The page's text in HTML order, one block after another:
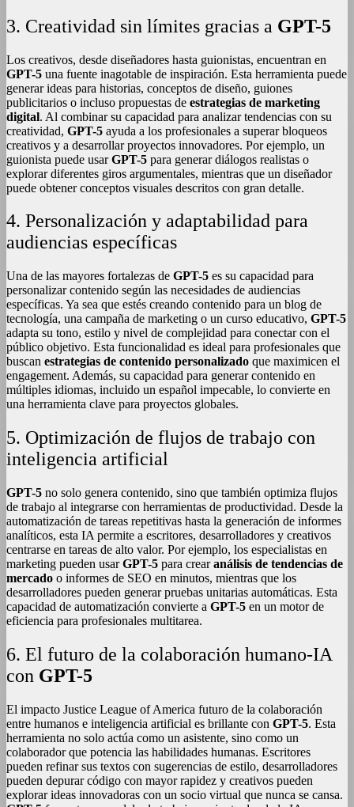
3. Creatividad sin límites gracias a GPT-5
Los creativos, desde diseñadores hasta guionistas, encuentran en
GPT-5 una fuente inagotable de inspiración. Esta herramienta puede
generar ideas para historias, conceptos de diseño, guiones
publicitarios o incluso propuestas de estrategias de marketing
digital. Al combinar su capacidad para analizar tendencias con su
creatividad, GPT-5 ayuda a los profesionales a superar bloqueos
creativos y a desarrollar proyectos innovadores. Por ejemplo, un
guionista puede usarGPT-5 para generar diálogos realistas o
explorar diferentes giros argumentales, mientras que un diseñador
puede obtener conceptos visuales descritos con gran detalle.
4. Personalización y adaptabilidad para
audiencias específicas
Una de las mayores fortalezas de GPT-5 es su capacidad para
personalizar contenido según las necesidades de audiencias
específicas. Ya sea que estés creando contenido para un blog de
tecnología, una campaña de marketing o un curso educativo, GPT-5
adapta su tono, estilo y nivel de complejidad para conectar con el
público objetivo. Esta funcionalidad es ideal para profesionales que
buscan estrategias de contenido personalizado que maximicen el
engagement. Además, su capacidad para generar contenido en
múltiples idiomas, incluido un español impecable, lo convierte en
una herramienta clave para proyectos globales.
5. Optimización de flujos de trabajo con
inteligencia artificial
GPT-5 no solo genera contenido, sino que también optimiza flujos
de trabajo al integrarse con herramientas de productividad. Desde la
automatización de tareas repetitivas hasta la generación de informes
analíticos, esta IA permite a escritores, desarrolladores y creativos
centrarse en tareas de alto valor. Por ejemplo, los especialistas en
marketing pueden usarGPT-5 para crearanálisis de tendencias de
mercado o informes de SEO en minutos, mientras que los
desarrolladores pueden generar pruebas unitarias automáticas. Esta
capacidad de automatización convierte a GPT-5 en un motor de
eficiencia para profesionales multitarea.
6. El futuro de la colaboración humano-IA
con GPT-5
El impacto Justice League of America futuro de la colaboración
entre humanos e inteligencia artificial es brillante con GPT-5. Esta
herramienta no solo actúa como un asistente, sino como un
colaborador que potencia las habilidades humanas. Escritores
pueden refinar sus textos con sugerencias de estilo, desarrolladores
pueden depurar código con mayor rapidez y creativos pueden
explorar ideas innovadoras con un socio virtual que nunca se cansa.